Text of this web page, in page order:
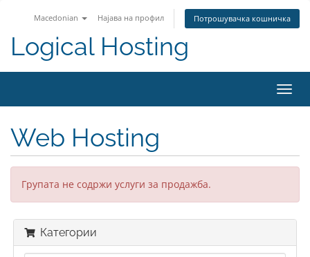
Macedonian Најава на профил Потрошувачка кошничка
Logical Hosting
Web Hosting
Групата не содржи услуги за продажба.
Категории